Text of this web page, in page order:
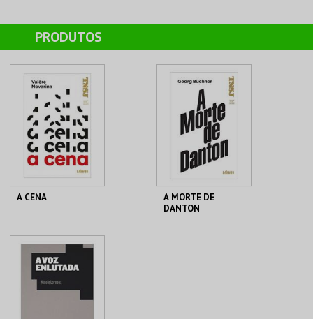
SÃO JOÃO
AQUISIÇÃO
COMPRAR
SÃO JOÃO
MAIS INFO
COMPRAR
PRODUTOS
A CENA
SÃO JOÃO
MAIS INFO
A MORTE DE
DANTON